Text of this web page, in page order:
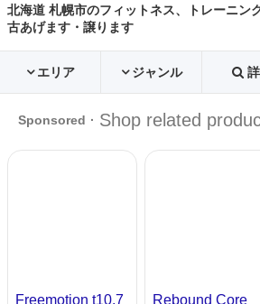
北海道 札幌市のフィットネス、トレーニン
古あげます・譲ります
エリア ジャンル